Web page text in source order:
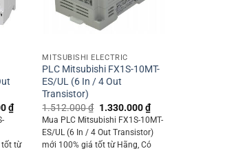
₫.
₫Current
price
6.365.000 ₫.
tốt từ
MITSUBISHI ELECTRIC
PLC Mitsubishi FX1S-10MT-
ES/UL (6 In / 4 Out
Transistor)
1.512.000₫ Original
price
was:
1.512.000 ₫.
1.330.000₫Current
price
is:
1.330.000 ₫.
Mua PLC Mitsubishi FX1S-10MT-
ES/UL (6 In / 4 Out Transistor)
mới 100% giá tốt từ Hãng, Có